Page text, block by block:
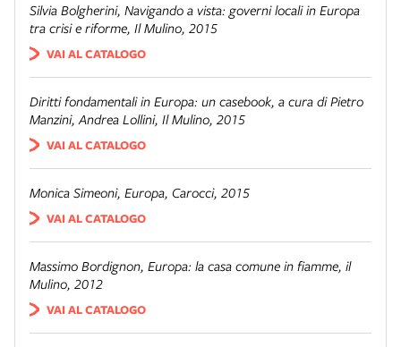
Silvia Bolgherini, Navigando a vista: governi locali in Europa
tra crisi e riforme, Il Mulino, 2015
VAI AL CATALOGO
Diritti fondamentali in Europa: un casebook, a cura di Pietro
Manzini, Andrea Lollini, Il Mulino, 2015
VAI AL CATALOGO
Monica Simeoni, Europa, Carocci, 2015
VAI AL CATALOGO
Massimo Bordignon, Europa: la casa comune in fiamme, il
Mulino, 2012
VAI AL CATALOGO